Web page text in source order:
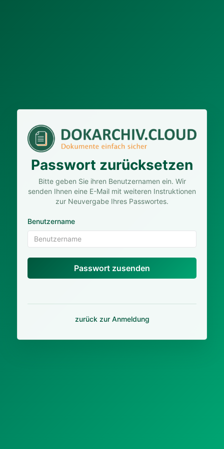
Passwort zurücksetzen
Bitte geben Sie ihren Benutzernamen ein. Wir
senden Ihnen eine E-Mail mit weiteren Instruktionen
zur Neuvergabe Ihres Passwortes.
Benutzername
Passwort zusenden
zurück zur Anmeldung